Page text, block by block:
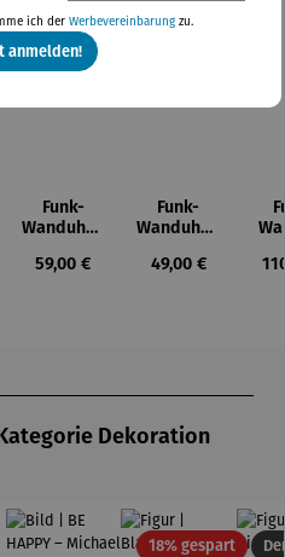
Funk-
Wanduhr |
s
Regulärer Preis:
59,00 €
Funk-
Wanduhr |
Regulärer Preis:
49,00 €
Dekoration
18% gespartRabatt
ich der Werbevereinbarungzu.
anmelden!